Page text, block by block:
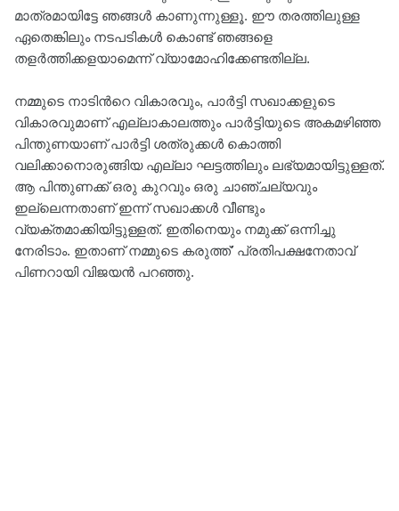
മാത്രമായിട്ടേ ഞങ്ങൾ കാണുന്നുള്ളൂ. ഈ തരത്തിലുള്ള
ഏതെങ്കിലും നടപടികൾ കൊണ്ട് ഞങ്ങളെ
തളർത്തിക്കളയാമെന്ന് വ്യാമോഹിക്കേണ്ടതില്ല.
നമ്മുടെ നാടിന്‍റെ വികാരവും, പാർട്ടി സഖാക്കളുടെ
വികാരവുമാണ് എല്ലാകാലത്തും പാർട്ടിയുടെ അകമഴിഞ്ഞ
പിന്തുണയാണ് പാർട്ടി ശത്രുക്കൾ കൊത്തി
വലിക്കാനൊരുങ്ങിയ എല്ലാ ഘട്ടത്തിലും ലഭ്യമായിട്ടുള്ളത്.
ആ പിന്തുണക്ക് ഒരു കുറവും ഒരു ചാഞ്ചല്യവും
ഇല്ലെന്നതാണ് ഇന്ന് സഖാക്കൾ വീണ്ടും
വ്യക്തമാക്കിയിട്ടുള്ളത്. ഇതിനെയും നമുക്ക് ഒന്നിച്ചു
നേരിടാം. ഇതാണ് നമ്മുടെ കരുത്ത്' പ്രതിപക്ഷനേതാവ്
പിണറായി വിജയൻ പറഞ്ഞു.